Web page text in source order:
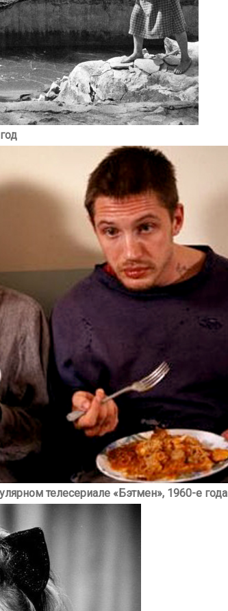
телесериале «Бэтмен», 1960-е года